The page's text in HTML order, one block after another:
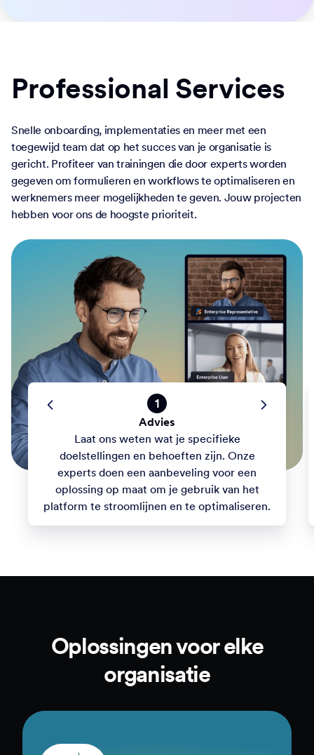
Professional Services
Snelle onboarding, implementaties en meer met een
toegewijd team dat op het succes van je organisatie is
gericht. Profiteer van trainingen die door experts worden
gegeven om formulieren en workflows te optimaliseren en
werknemers meer mogelijkheden te geven. Jouw projecten
hebben voor ons de hoogste prioriteit.
1
Advies
Laat ons weten wat je specifieke
doelstellingen en behoeften zijn. Onze
experts doen een aanbeveling voor een
oplossing op maat om je gebruik van het
platform te stroomlijnen en te optimaliseren.
Oplossingen voor elke
organisatie